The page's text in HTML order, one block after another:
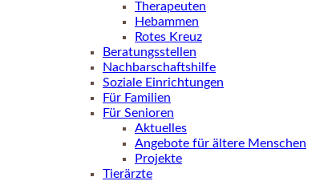
Therapeuten
Hebammen
Rotes Kreuz
Beratungsstellen
Nachbarschaftshilfe
Soziale Einrichtungen
Für Familien
Für Senioren
Aktuelles
Angebote für ältere Menschen
Projekte
Tierärzte